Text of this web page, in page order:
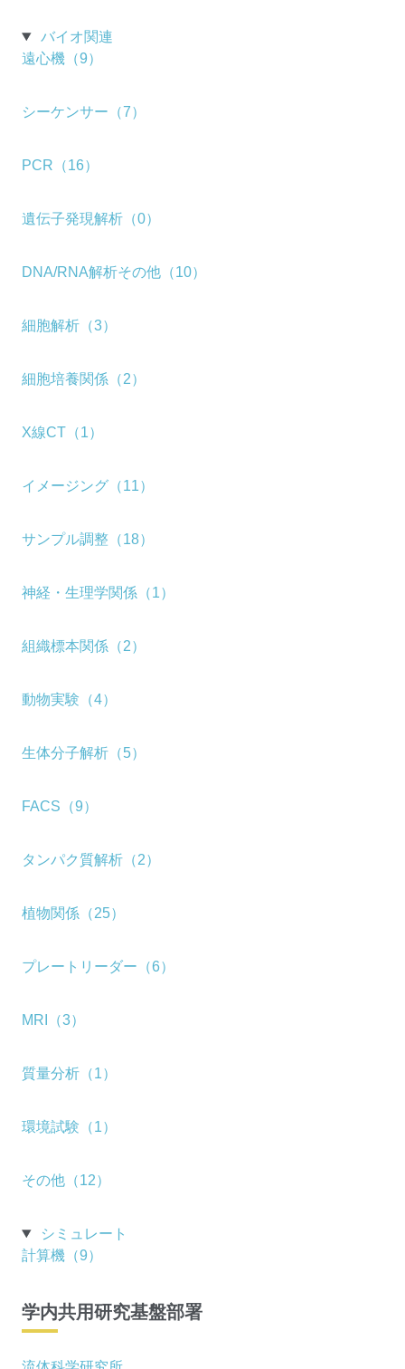
バイオ関連
遠心機（9）
シーケンサー（7）
PCR（16）
遺伝子発現解析（0）
DNA/RNA解析その他（10）
細胞解析（3）
細胞培養関係（2）
X線CT（1）
イメージング（11）
サンプル調整（18）
神経・生理学関係（1）
組織標本関係（2）
動物実験（4）
生体分子解析（5）
FACS（9）
タンパク質解析（2）
植物関係（25）
プレートリーダー（6）
MRI（3）
質量分析（1）
環境試験（1）
その他（12）
シミュレート
計算機（9）
学内共用研究基盤部署